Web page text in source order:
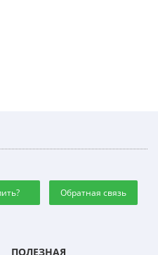
Обратная связь
ПОЛЕЗНАЯ